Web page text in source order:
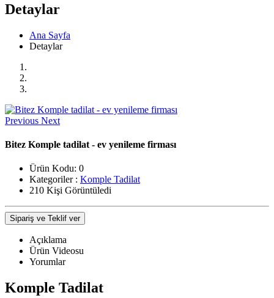
Detaylar
Ana Sayfa
Detaylar
Previous Next
Bitez Komple tadilat - ev yenileme firması
Ürün Kodu: 0
Kategoriler : Komple Tadilat
210 Kişi Görüntüledi
Sipariş ve Teklif ver
Açıklama
Ürün Videosu
Yorumlar
Komple Tadilat